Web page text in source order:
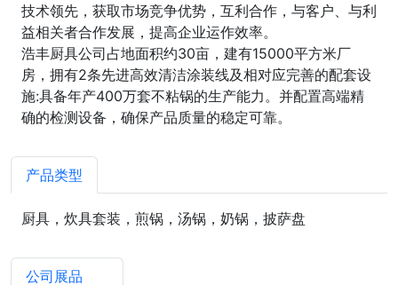
技术领先，获取市场竞争优势，互利合作，与客户、与利
益相关者合作发展，提高企业运作效率。
浩丰厨具公司占地面积约30亩，建有15000平方米厂
房，拥有2条先进高效清洁涂装线及相对应完善的配套设
施:具备年产400万套不粘锅的生产能力。并配置高端精
确的检测设备，确保产品质量的稳定可靠。
产品类型
厨具，炊具套装，煎锅，汤锅，奶锅，披萨盘
公司展品